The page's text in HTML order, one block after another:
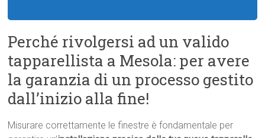
Perché rivolgersi ad un valido
tapparellista a Mesola: per avere
la garanzia di un processo gestito
dall’inizio alla fine!
Misurare correttamente le finestre è fondamentale per